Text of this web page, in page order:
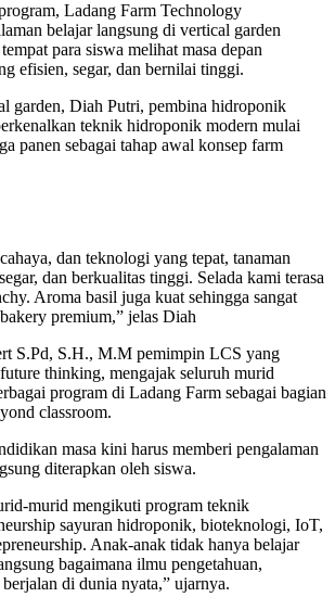
Ladang Farm Technology
belajar langsung di vertical garden
para siswa melihat masa depan
efisien, segar, dan bernilai tinggi.
garden, Diah Putri, pembina hidroponik
teknik hidroponik modern mulai
panen sebagai tahap awal konsep farm
dan teknologi yang tepat, tanaman
dan berkualitas tinggi. Selada kami terasa
Aroma basil juga kuat sehingga sangat
premium,” jelas Diah
S.Pd, S.H., M.M pemimpin LCS yang
thinking, mengajak seluruh murid
program di Ladang Farm sebagai bagian
classroom.
masa kini harus memberi pengalaman
diterapkan oleh siswa.
murid mengikuti program teknik
sayuran hidroponik, bioteknologi, IoT,
Anak-anak tidak hanya belajar
bagaimana ilmu pengetahuan,
di dunia nyata,” ujarnya.